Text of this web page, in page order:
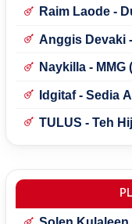
Raim Laode -
Anggis Devaki
Naykilla - MMG
Idgitaf - Sedia
TULUS - Teh